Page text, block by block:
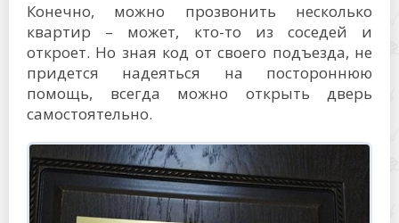
Конечно, можно прозвонить несколько
квартир – может, кто-то из соседей и
откроет. Но зная код от своего подъезда, не
придется надеяться на постороннюю
помощь, всегда можно открыть дверь
самостоятельно.